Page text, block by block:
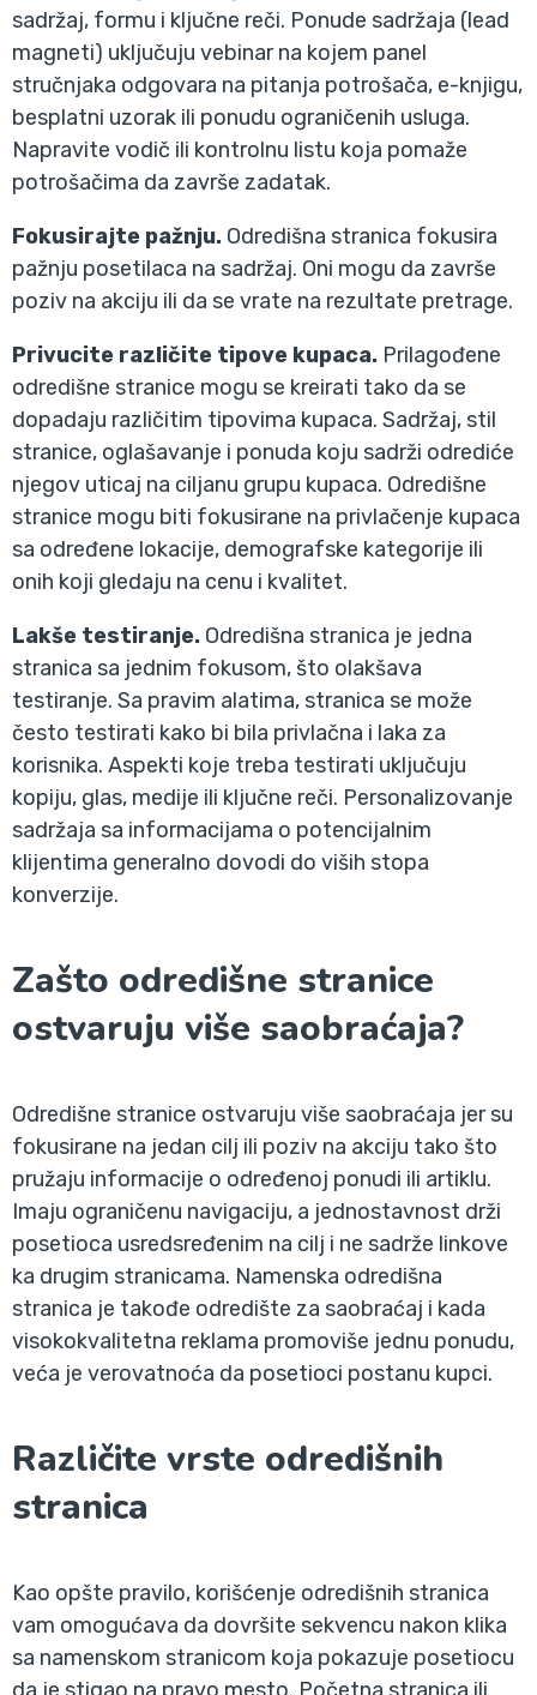
sadržaj, formu i ključne reči. Ponude sadržaja (lead
magneti) uključuju vebinar na kojem panel
stručnjaka odgovara na pitanja potrošača, e-knjigu,
besplatni uzorak ili ponudu ograničenih usluga.
Napravite vodič ili kontrolnu listu koja pomaže
potrošačima da završe zadatak.
Fokusirajte pažnju. Odredišna stranica fokusira
pažnju posetilaca na sadržaj. Oni mogu da završe
poziv na akciju ili da se vrate na rezultate pretrage.
Privucite različite tipove kupaca. Prilagođene
odredišne stranice mogu se kreirati tako da se
dopadaju različitim tipovima kupaca. Sadržaj, stil
stranice, oglašavanje i ponuda koju sadrži odrediće
njegov uticaj na ciljanu grupu kupaca. Odredišne
stranice mogu biti fokusirane na privlačenje kupaca
sa određene lokacije, demografske kategorije ili
onih koji gledaju na cenu i kvalitet.
Lakše testiranje. Odredišna stranica je jedna
stranica sa jednim fokusom, što olakšava
testiranje. Sa pravim alatima, stranica se može
često testirati kako bi bila privlačna i laka za
korisnika. Aspekti koje treba testirati uključuju
kopiju, glas, medije ili ključne reči. Personalizovanje
sadržaja sa informacijama o potencijalnim
klijentima generalno dovodi do viših stopa
konverzije.
Zašto odredišne stranice
ostvaruju više saobraćaja?
Odredišne stranice ostvaruju više saobraćaja jer su
fokusirane na jedan cilj ili poziv na akciju tako što
pružaju informacije o određenoj ponudi ili artiklu.
Imaju ograničenu navigaciju, a jednostavnost drži
posetioca usredsređenim na cilj i ne sadrže linkove
ka drugim stranicama. Namenska odredišna
stranica je takođe odredište za saobraćaj i kada
visokokvalitetna reklama promoviše jednu ponudu,
veća je verovatnoća da posetioci postanu kupci.
Različite vrste odredišnih
stranica
Kao opšte pravilo, korišćenje odredišnih stranica
vam omogućava da dovršite sekvencu nakon klika
sa namenskom stranicom koja pokazuje posetiocu